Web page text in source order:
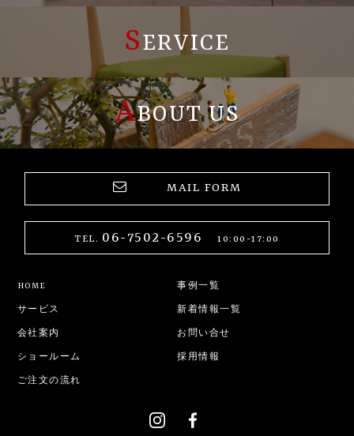
SERVICE
ABOUT US
MAIL FORM
TEL. 06-7502-6596 10:00-17:00
HOME
サービス
会社案内
ショールーム
ご注文の流れ
事例一覧
新着情報一覧
お問い合せ
採用情報
instagram